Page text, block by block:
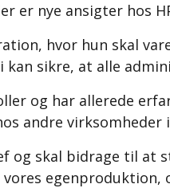
er nye ansigter hos
hvor hun skal
kan sikre, at alle
og har allerede
andre virksomheder
og skal bidrage til at
egenproduktion,